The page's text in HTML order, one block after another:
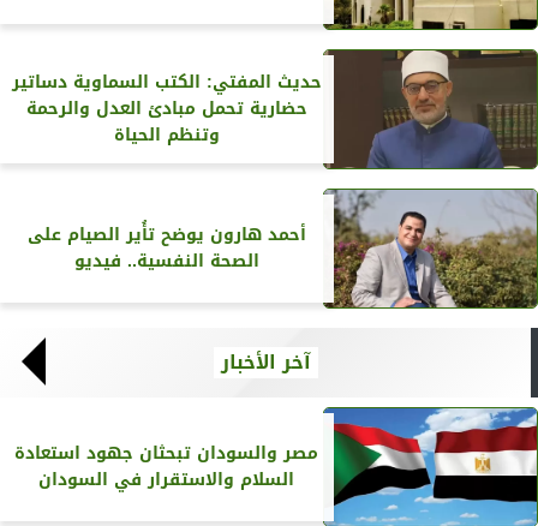
حديث المفتي: الكتب السماوية دساتير
حضارية تحمل مبادئ العدل والرحمة
وتنظم الحياة
أحمد هارون يوضح تأُير الصيام على
الصحة النفسية.. فيديو
آخر الأخبار
مصر والسودان تبحثان جهود استعادة
السلام والاستقرار في السودان